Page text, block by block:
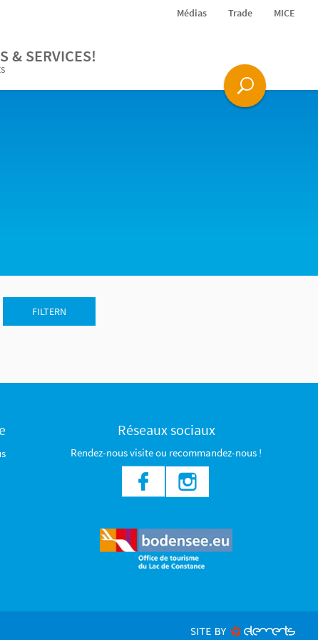
Médias Trade MICE
& SERVICES!
FILTERN
Réseaux sociaux
Rendez-nous visite ou recommandez-nous !